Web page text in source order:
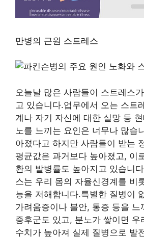
만병의 근원 스트레스
오늘날 많은 사람들이 스트레스
고 있습니다.업무에서 오는 스트
계나 자기 자신에 대한 실망 등
노를 느끼는 요인은 너무나 많습
아졌다고 하지만 사람들이 받는
평균값은 과거보다 높아졌고, 이
환의 발병률도 높아지고 있습니
스는 우리 몸의 자율신경계를 비
능을 저해합니다.특별한 질병이
가려움증이나 불안, 통증 등을 느
증후군도 있고, 분노가 쌓이면 우
수치가 높아져 실제 질병으로 발